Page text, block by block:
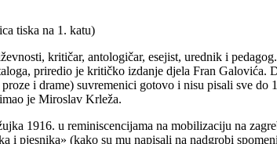
tiska na 1. katu)
kritičar, antologičar, esejist, urednik i
priredio je kritičko izdanje djela Fran Galovića.
i drame) suvremenici gotovo i nisu pisali sve
je Miroslav Krleža.
1916. u reminiscencijama na mobilizaciju na
i pjesnika» (kako su mu napisali na nadgrobi